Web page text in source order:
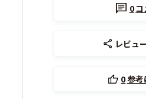
0コ
レビュ
0参考